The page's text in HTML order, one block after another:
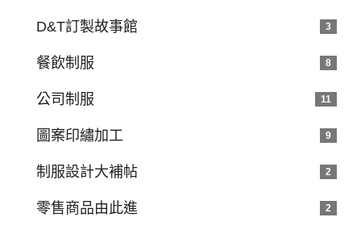
D&T訂製故事館 3
餐飲制服 8
公司制服 11
圖案印繡加工 9
制服設計大補帖 2
零售商品由此進 2